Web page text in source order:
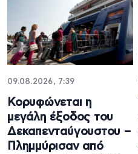
09.08.2026, 7:39
Κορυφώνεται η
μεγάλη έξοδος του
Δεκαπενταύγουστου –
Πλημμύρισαν από